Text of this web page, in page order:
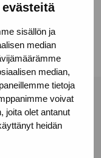
sisällön ja
median
median,
tietoja
voivat
joita olet antanut
heidän